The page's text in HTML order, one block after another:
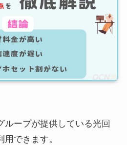
ループが提供している光回
できます。